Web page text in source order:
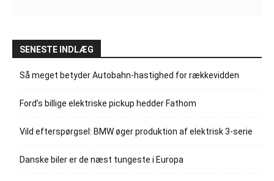
SENESTE INDLÆG
Så meget betyder Autobahn-hastighed for rækkevidden
Ford’s billige elektriske pickup hedder Fathom
Vild efterspørgsel: BMW øger produktion af elektrisk 3-serie
Danske biler er de næst tungeste i Europa